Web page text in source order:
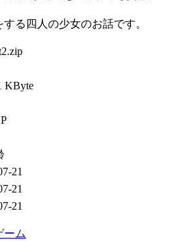
る四人の少女のお話です。
KByte
21
21
21
ーム